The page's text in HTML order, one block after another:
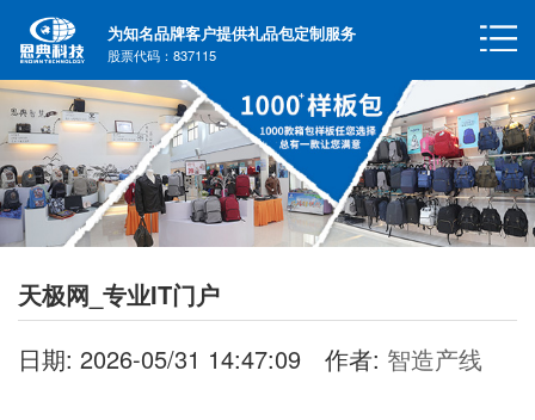
为知名品牌客户提供礼品包定制服务
股票代码：837115
天极网_专业IT门户
日期: 2026-05/31 14:47:09
作者: 智造产线